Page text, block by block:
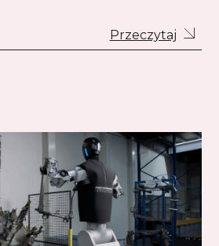
Przeczytaj